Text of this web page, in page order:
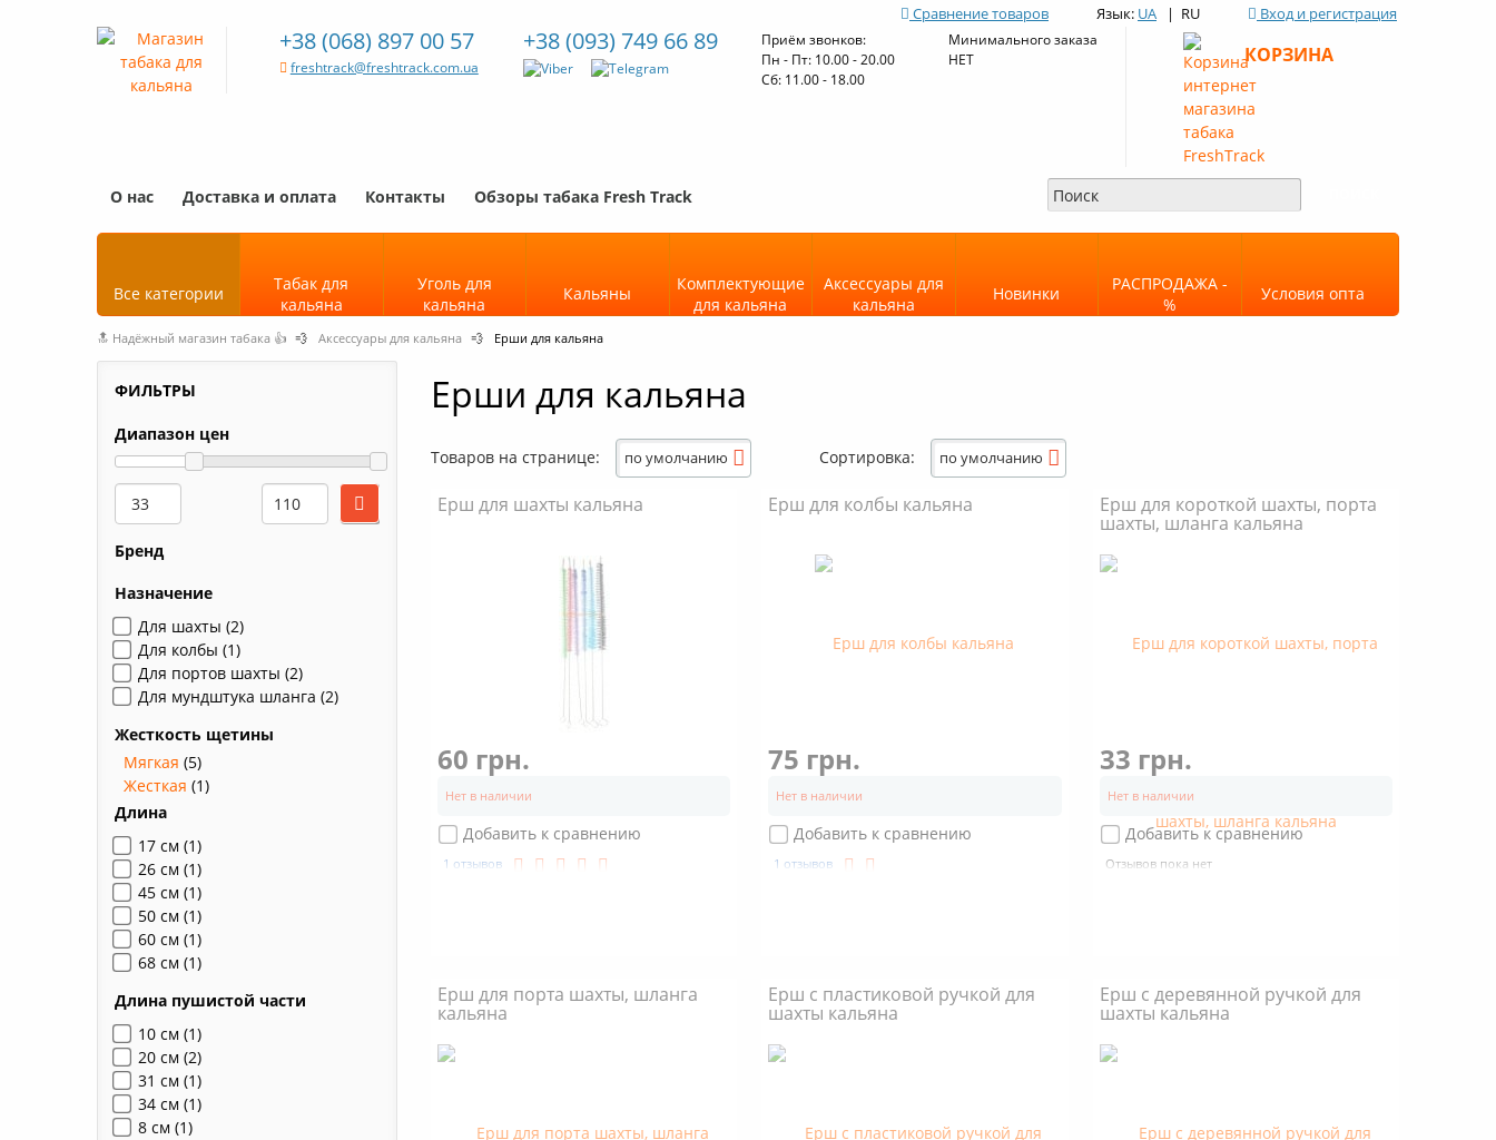
Сравнение товаров Язык: UA | RU Вход и регистрация
+38 (068) 897 00 57
freshtrack@freshtrack.com.ua
+38 (093) 749 66 89
Приём звонков:
Пн - Пт: 10.00 - 20.00
Cб: 11.00 - 18.00
Минимального заказа
НЕТ
КОРЗИНА
О нас Доставка и оплата Контакты Обзоры табака Fresh Track
Все категории
Табак для
кальяна
Уголь для
кальяна
Кальяны
Комплектующие
для кальяна
Аксессуары для
кальяна
Новинки
РАСПРОДАЖА -
%
Условия опта
🔝 Надёжный магазин табака 👍 💨 Аксессуары для кальяна 💨 Ерши для кальяна
Ерши для кальяна
Товаров на странице: по умолчанию Сортировка: по умолчанию
Ерш для шахты кальяна
60 грн.
Нет в наличии
Добавить к сравнению
1 отзывов
Ерш для колбы кальяна
75 грн.
Нет в наличии
Добавить к сравнению
1 отзывов
Ерш для короткой шахты, порта
шахты, шланга кальяна
33 грн.
Нет в наличии
Добавить к сравнению
Отзывов пока нет
Ерш для порта шахты, шланга
кальяна
Ерш с пластиковой ручкой для
шахты кальяна
Ерш с деревянной ручкой для
шахты кальяна
ФИЛЬТРЫ
Диапазон цен
Бренд
Назначение
Для шахты (2)
Для колбы (1)
Для портов шахты (2)
Для мундштука шланга (2)
Жесткость щетины
Мягкая (5)
Жесткая (1)
Длина
17 см (1)
26 см (1)
45 см (1)
50 см (1)
60 см (1)
68 см (1)
Длина пушистой части
10 см (1)
20 см (2)
31 см (1)
34 см (1)
8 см (1)